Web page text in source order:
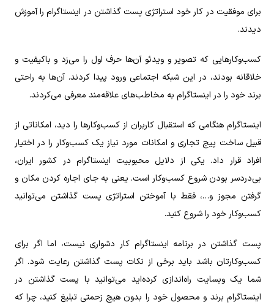
برای موفقیت در کار خود استراتژی پست گذاشتن در اینستاگرام را آموزش
دیدند.
کسب‌وکار‌هایی که تصویر و ویدئو آن‌ها حرف اول را می‌زد و باکیفیت و
خلاقانه بودند، در این شبکه اجتماعی ورود پیدا کردند. آن‌ها به راحتی
برند خود را در اینستاگرام به مخاطب‌های علاقه‌مند معرفی می‌کردند.
اینستاگرام هنگامی که استقبال کاربران از کسب‌‌وکار‌ها را دید، امکاناتی از
قبیل ساخت پیج تجاری و امکانات مورد نیاز یک کسب‌‌وکار را در اختیار
افراد قرار داد. یکی از دلایل محبوبیت اینستاگرام در کشور ایران،
بی‌دردسر بودن شروع کسب‌و‌کار است. یعنی به جای اجاره کردن مکان و
گرفتن مجوز و…، فقط با آموختن استراتژی پست گذاشتن می‌توانید
کسب‌وکار‌ خود را شروع کنید.
پست گذاشتن در برنامه اینستاگرام کار دشواری نیست، اما اگر برای
کسب‌وکارتان باشد باید برخی از نکات پست گذاشتن رعایت شود. اگر
شما یک وبسایت راه‌اندازی کرده‌اید می‌توانید با پست گذاشتن در
اینستاگرام برند و محصول خود را بدون هیچ زحمتی تبلیغ کنید، چرا که